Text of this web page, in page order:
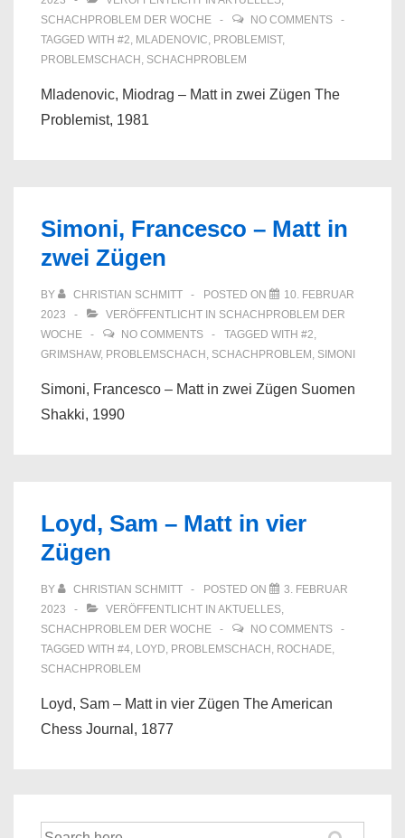
SCHACHPROBLEM DER WOCHE
NO COMMENTS
TAGGED WITH #2, MLADENOVIC, PROBLEMIST,
PROBLEMSCHACH , SCHACHPROBLEM
Mladenovic, Miodrag – Matt in zwei Zügen The
Problemist, 1981
Simoni, Francesco – Matt in
zwei Zügen
BY CHRISTIAN SCHMITT POSTED ON
10. FEBRUAR
2023
VERÖFFENTLICHT IN SCHACHPROBLEM DER
WOCHE
NO COMMENTS TAGGED WITH #2,
GRIMSHAW, PROBLEMSCHACH , SCHACHPROBLEM , SIMONI
Simoni, Francesco – Matt in zwei Zügen Suomen
Shakki, 1990
Loyd, Sam – Matt in vier
Zügen
BY CHRISTIAN SCHMITT POSTED ON
3. FEBRUAR
2023
VERÖFFENTLICHT IN AKTUELLES,
SCHACHPROBLEM DER WOCHE
NO COMMENTS
TAGGED WITH #4, LOYD, PROBLEMSCHACH , ROCHADE,
SCHACHPROBLEM
Loyd, Sam – Matt in vier Zügen The American
Chess Journal, 1877
Suche